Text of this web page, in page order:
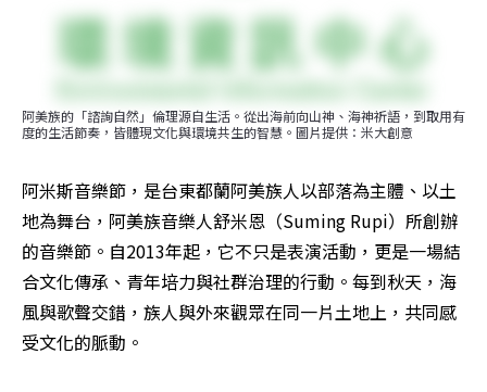
阿美族的「諮詢自然」倫理源自生活。從出海前向山神、海神祈語，到取用有
度的生活節奏，皆體現文化與環境共生的智慧。圖片提供：米大創意
阿米斯音樂節，是台東都蘭阿美族人以部落為主體、以土
地為舞台，阿美族音樂人舒米恩（Suming Rupi）所創辦
的音樂節。自2013年起，它不只是表演活動，更是一場結
合文化傳承、青年培力與社群治理的行動。每到秋天，海
風與歌聲交錯，族人與外來觀眾在同一片土地上，共同感
受文化的脈動。